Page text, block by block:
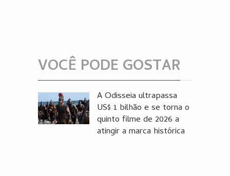
VOCÊ PODE GOSTAR
A Odisseia ultrapassa
US$ 1 bilhão e se torna o
quinto filme de 2026 a
atingir a marca histórica